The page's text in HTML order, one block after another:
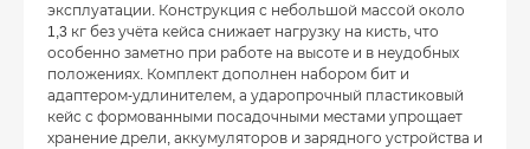
эксплуатации. Конструкция с небольшой массой около
1,3 кг без учёта кейса снижает нагрузку на кисть, что
особенно заметно при работе на высоте и в неудобных
положениях. Комплект дополнен набором бит и
адаптером-удлинителем, а ударопрочный пластиковый
кейс с формованными посадочными местами упрощает
хранение дрели, аккумуляторов и зарядного устройства и